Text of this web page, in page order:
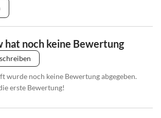
hat noch keine Bewertung
wurde noch keine Bewertung abgegeben.
erste Bewertung!